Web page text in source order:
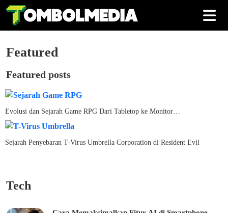
Featured
Featured posts
Evolusi dan Sejarah Game RPG Dari Tabletop ke Monitor…
Sejarah Penyebaran T-Virus Umbrella Corporation di Resident Evil
Tech